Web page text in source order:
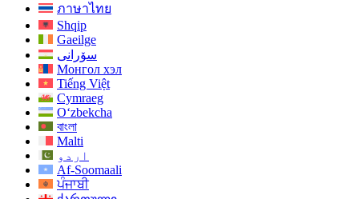
ภาษาไทย
Shqip
Gaeilge
سۆرانی
Монгол хэл
Tiếng Việt
Cymraeg
O‘zbekcha
বাংলা
Malti
اردو
Af-Soomaali
ਪੰਜਾਬੀ